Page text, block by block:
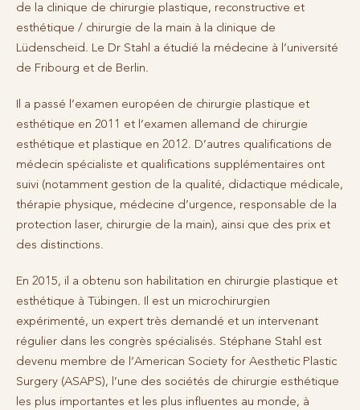
de la clinique de chirurgie plastique, reconstructive et
esthétique / chirurgie de la main à la clinique de
Lüdenscheid. Le Dr Stahl a étudié la médecine à l’université
de Fribourg et de Berlin.
Il a passé l’examen européen de chirurgie plastique et
esthétique en 2011 et l’examen allemand de chirurgie
esthétique et plastique en 2012. D’autres qualifications de
médecin spécialiste et qualifications supplémentaires ont
suivi (notamment gestion de la qualité, didactique médicale,
thérapie physique, médecine d’urgence, responsable de la
protection laser, chirurgie de la main), ainsi que des prix et
des distinctions.
En 2015, il a obtenu son habilitation en chirurgie plastique et
esthétique à Tübingen. Il est un microchirurgien
expérimenté, un expert très demandé et un intervenant
régulier dans les congrès spécialisés. Stéphane Stahl est
devenu membre de l’American Society for Aesthetic Plastic
Surgery (ASAPS), l’une des sociétés de chirurgie esthétique
les plus importantes et les plus influentes au monde, à